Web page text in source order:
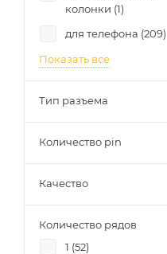
колонки (1)
для телефона (209)
Показать все
Тип разъема
Количество pin
Качество
Количество рядов
1 (52)